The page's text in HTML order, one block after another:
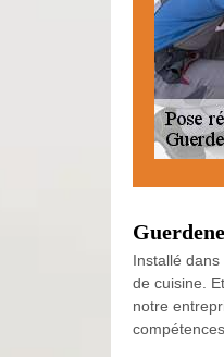
Installé
de cuisine.
notre